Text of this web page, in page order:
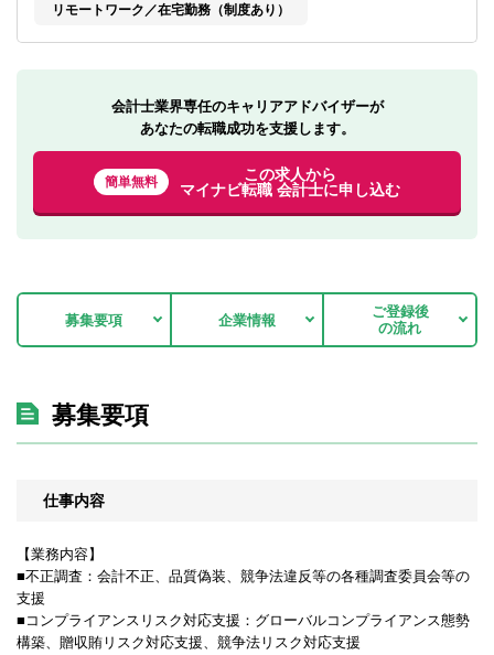
求人情報
リモートワーク／在宅勤務（制度あり）
会計士業界専任のキャリアアドバイザーが
あなたの転職成功を支援します。
簡単無料
この求人から
マイナビ転職 会計士に申し込む
募集要項 企業情報
ご登録後
の流れ
募集要項
仕事内容
【業務内容】
■不正調査：会計不正、品質偽装、競争法違反等の各種調査委員会等の
支援
■コンプライアンスリスク対応支援：グローバルコンプライアンス態勢
構築、贈収賄リスク対応支援、競争法リスク対応支援